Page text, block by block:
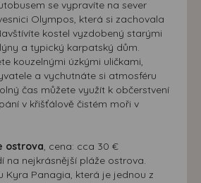
se vypravíte na sever
Olympos, která si zachovala
kostel vyzdobený starými
a typický karpatský dům.
kouzelnými úzkými uličkami,
a vychutnáte si atmosféru
čas můžete využít k občerstvení
v křišťálově čistém moři v
ostrova, cena: cca 30 €
na nejkrásnější pláže ostrova.
Kyra Panagia, která je jednou z